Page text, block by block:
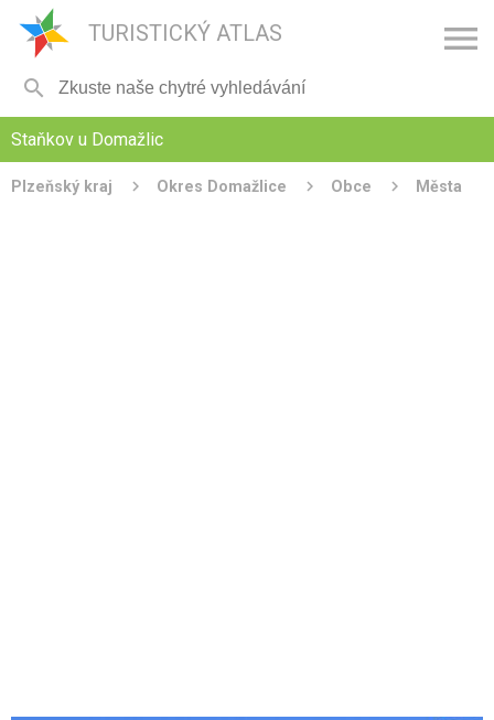
TURISTICKÝ ATLAS 

Staňkov u Domažlic
Plzeňský kraj Okres Domažlice Obce Města